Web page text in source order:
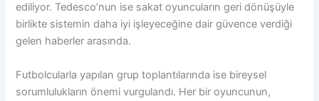
ediliyor. Tedesco’nun ise sakat oyuncuların geri dönüşüyle
birlikte sistemin daha iyi işleyeceğine dair güvence verdiği
gelen haberler arasında.
Futbolcularla yapılan grup toplantılarında ise bireysel
sorumlulukların önemi vurgulandı. Her bir oyuncunun,